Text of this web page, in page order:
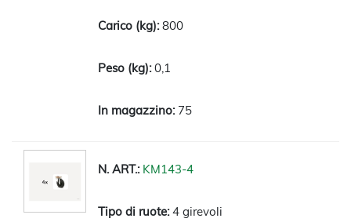
800
0,1
75
KM143-4
4 girevoli